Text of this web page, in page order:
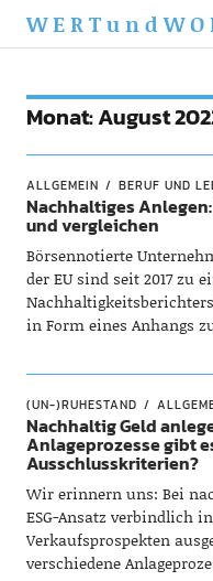
Monat:August
ALLGEMEIN BERUF UND
Nachhaltiges
und vergleichen
Börsennotierte
der EU sind seit 2017 zu
in Form eines Anhangs
(UN-)RUHESTAND
Nachhaltig Geld
Anlageprozesse gibt
Ausschlusskriterien?
Wir erinnern uns: Bei
ESG-Ansatz verbindlich
Verkaufsprospekten
verschiedene